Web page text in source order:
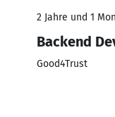
2 Jahre und 1
Backend
Good4Trust